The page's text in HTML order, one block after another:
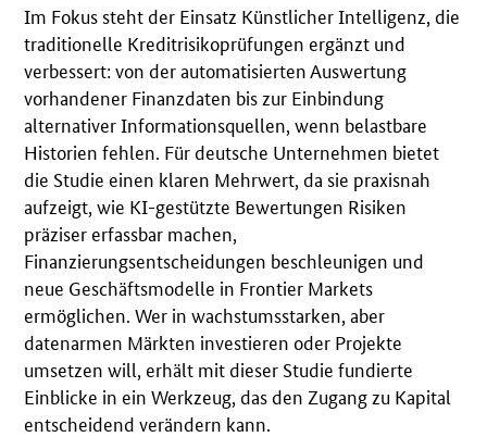
Im Fokus steht der Einsatz Künstlicher Intelligenz, die
traditionelle Kreditrisikoprüfungen ergänzt und
verbessert: von der automatisierten Auswertung
vorhandener Finanzdaten bis zur Einbindung
alternativer Informationsquellen, wenn belastbare
Historien fehlen. Für deutsche Unternehmen bietet
die Studie einen klaren Mehrwert, da sie praxisnah
aufzeigt, wie KI-gestützte Bewertungen Risiken
präziser erfassbar machen,
Finanzierungsentscheidungen beschleunigen und
neue Geschäftsmodelle in Frontier Markets
ermöglichen. Wer in wachstumsstarken, aber
datenarmen Märkten investieren oder Projekte
umsetzen will, erhält mit dieser Studie fundierte
Einblicke in ein Werkzeug, das den Zugang zu Kapital
entscheidend verändern kann.